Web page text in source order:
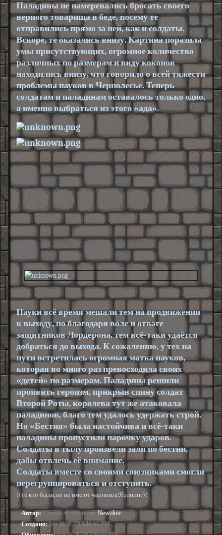
Паладины не намеревались бросать своего
верного товарища в беде, посему те
отправились прямо за ней, как и солдаты.
Вскоре, те оказались внизу. Картина поразила
умы присутствующих, огромное количество
различных по размерам и виду коконов
находились внизу, что говорило о всей тяжести
проблемы пауков в Чернолесье. Теперь
солдатам и паладинам оставалось только одно,
а именно выбраться из этого «ада».
Пауки всё время мешали тем на продвижении
к выходу, ноблагодаря волеи отваге
защитниковЛордерона, тем всё-таки удаётся
добраться до выхода. К сожалению, у тех на
пути встретилась огромная матка пауков,
которая во много раз превосходила своих
«детей» по размерам. Паладины решили
проявить героизм, прикрыв спину солдат
Второй Роты, королева тут же атаковала
паладинов, благо тем удалось удержать строй.
Но «Бестия» была настойчива и всё-таки
паладины пропустили парочку ударов.
Солдаты в тылу произвели залп по бестии,
дабы отвлечь её внимание.
Солдаты вместе со своими союзниками смогли
перегруппироваться иотступить.
((те кто были,но не имеют чарников:Ярлиинг))
Автор: Самый лучший лис Newoker
Создано: Jan 16, 2020 2:16:45 PM